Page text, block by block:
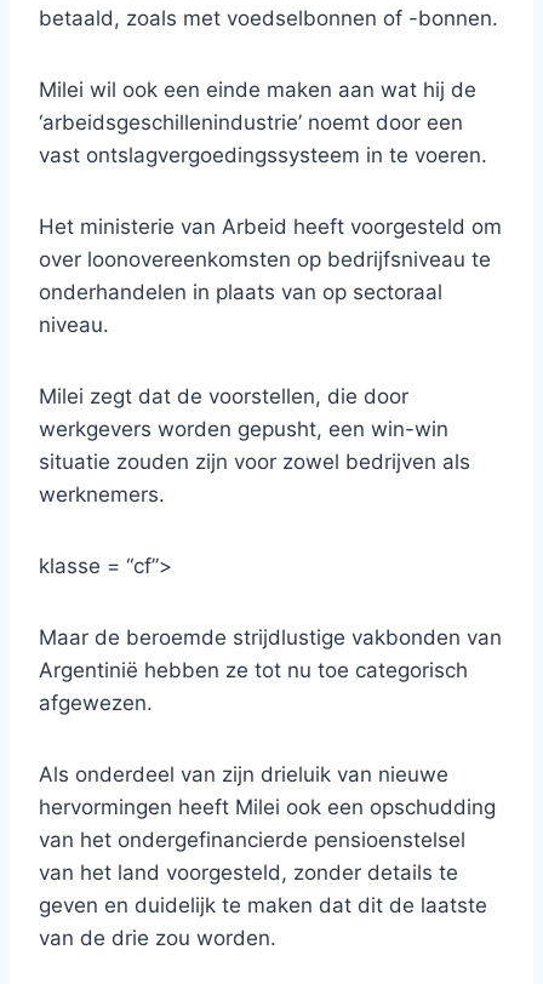
betaald, zoals met voedselbonnen of -bonnen.
Milei wil ook een einde maken aan wat hij de
‘arbeidsgeschillenindustrie’ noemt door een
vast ontslagvergoedingssysteem in te voeren.
Het ministerie van Arbeid heeft voorgesteld om
over loonovereenkomsten op bedrijfsniveau te
onderhandelen in plaats van op sectoraal
niveau.
Milei zegt dat de voorstellen, die door
werkgevers worden gepusht, een win-win
situatie zouden zijn voor zowel bedrijven als
werknemers.
klasse = “cf”>
Maar de beroemde strijdlustige vakbonden van
Argentinië hebben ze tot nu toe categorisch
afgewezen.
Als onderdeel van zijn drieluik van nieuwe
hervormingen heeft Milei ook een opschudding
van het ondergefinancierde pensioenstelsel
van het land voorgesteld, zonder details te
geven en duidelijk te maken dat dit de laatste
van de drie zou worden.